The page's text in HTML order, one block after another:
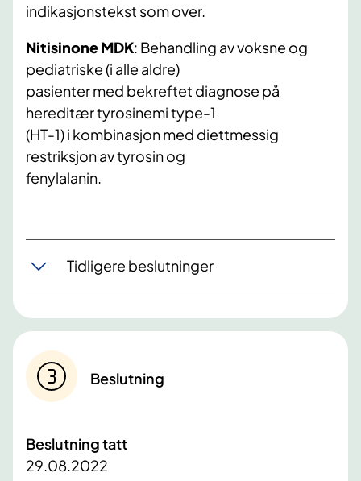
indikasjonstekst som over.
Nitisinone MDK: Behandling av voksne og
pediatriske (i alle aldre)
pasienter med bekreftet diagnose på
hereditær tyrosinemi type-1
(HT-1) i kombinasjon med diettmessig
restriksjon av tyrosin og
fenylalanin.
Tidligere beslutninger
Beslutning
Beslutning tatt
29.08.2022